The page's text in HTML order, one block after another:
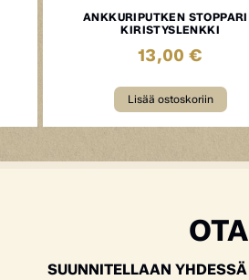
ANKKURIPUTKEN
KIRISTYSLENKKI
13,00€
Lisää ostoskoriin
SUUNNITELLAAN